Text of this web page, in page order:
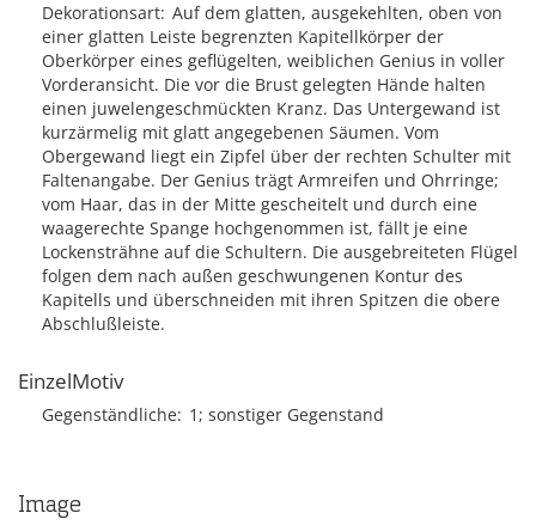
Dekorationsart Auf dem glatten, ausgekehlten, oben von
einer glatten Leiste begrenzten Kapitellkörper der
Oberkörper eines geflügelten, weiblichen Genius in voller
Vorderansicht. Die vor die Brust gelegten Hände halten
einen juwelengeschmückten Kranz. Das Untergewand ist
kurzärmelig mit glatt angegebenen Säumen. Vom
Obergewand liegt ein Zipfel über der rechten Schulter mit
Faltenangabe. Der Genius trägt Armreifen und Ohrringe;
vom Haar, das in der Mitte gescheitelt und durch eine
waagerechte Spange hochgenommen ist, fällt je eine
Lockensträhne auf die Schultern. Die ausgebreiteten Flügel
folgen dem nach außen geschwungenen Kontur des
Kapitells und überschneiden mit ihren Spitzen die obere
Abschlußleiste.
EinzelMotiv
Gegenständliche 1; sonstiger Gegenstand
Image